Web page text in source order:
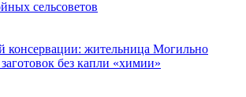
сельсоветов
консервации: жительница Могильно
без капли «химии»